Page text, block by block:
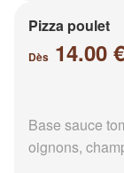
Pizza poulet
Dès 14.00 €
Base sauce
oignons,